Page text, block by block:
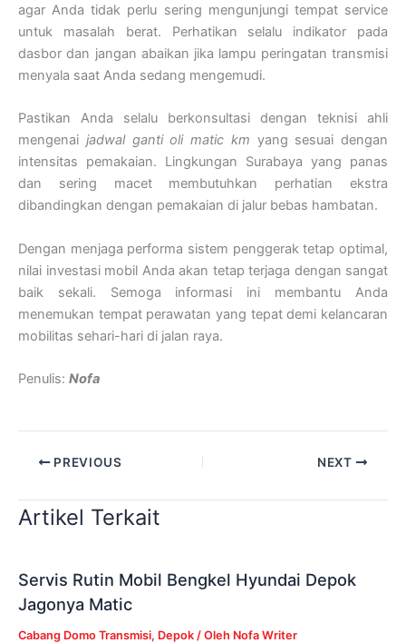
agar Anda tidak perlu sering mengunjungi tempat service
untuk masalah berat. Perhatikan selalu indikator pada
dasbor dan jangan abaikan jika lampu peringatan transmisi
menyala saat Anda sedang mengemudi.
Pastikan Anda selalu berkonsultasi dengan teknisi ahli
mengenai jadwal ganti oli matic km yang sesuai dengan
intensitas pemakaian. Lingkungan Surabaya yang panas
dan sering macet membutuhkan perhatian ekstra
dibandingkan dengan pemakaian di jalur bebas hambatan.
Dengan menjaga performa sistem penggerak tetap optimal,
nilai investasi mobil Anda akan tetap terjaga dengan sangat
baik sekali. Semoga informasi ini membantu Anda
menemukan tempat perawatan yang tepat demi kelancaran
mobilitas sehari-hari di jalan raya.
Penulis: Nofa
PREVIOUS NEXT
Artikel Terkait
Servis Rutin Mobil Bengkel Hyundai Depok
Jagonya Matic
Cabang Domo Transmisi, Depok / Oleh Nofa Writer